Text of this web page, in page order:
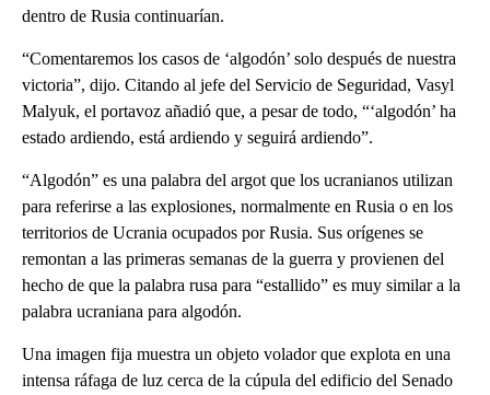
dentro de Rusia continuarían.
“Comentaremos los casos de ‘algodón’ solo después de nuestra
victoria”, dijo. Citando al jefe del Servicio de Seguridad, Vasyl
Malyuk, el portavoz añadió que, a pesar de todo, “‘algodón’ ha
estado ardiendo, está ardiendo y seguirá ardiendo”.
“Algodón” es una palabra del argot que los ucranianos utilizan
para referirse a las explosiones, normalmente en Rusia o en los
territorios de Ucrania ocupados por Rusia. Sus orígenes se
remontan a las primeras semanas de la guerra y provienen del
hecho de que la palabra rusa para “estallido” es muy similar a la
palabra ucraniana para algodón.
Una imagen fija muestra un objeto volador que explota en una
intensa ráfaga de luz cerca de la cúpula del edificio del Senado